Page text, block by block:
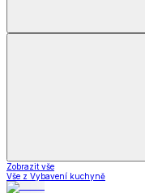
Zobrazit vše
Vše z Vybavení kuchyně